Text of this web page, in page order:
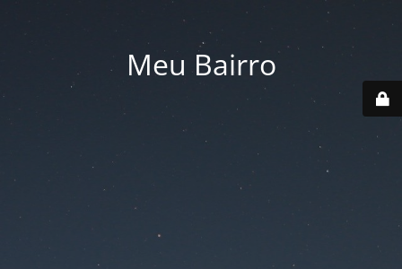
Meu Bairro